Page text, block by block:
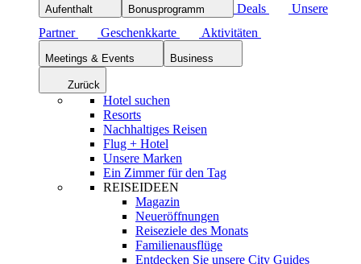
Aufenthalt Bonusprogramm Deals
Unsere
Partner
Geschenkkarte Aktivitäten
Meetings & Events Business
Zurück
Hotel suchen
Resorts
Nachhaltiges Reisen
Flug + Hotel
Unsere Marken
Ein Zimmer für den Tag
REISEIDEEN
Magazin
Neueröffnungen
Reiseziele des Monats
Familienausflüge
Entdecken Sie unsere City Guides